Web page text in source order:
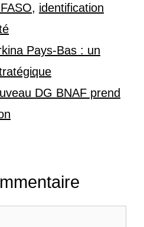
, identification
Pays-Bas : un
DG BNAF prend